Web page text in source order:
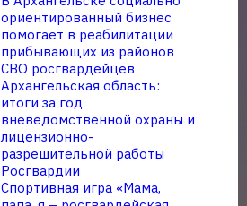
ориентированный бизнес
помогает в реабилитации
прибывающих из районов
СВО росгвардейцев
Архангельская область:
итоги за год
вневедомственной охраны и
лицензионно-
разрешительной работы
Росгвардии
Спортивная игра «Мама,